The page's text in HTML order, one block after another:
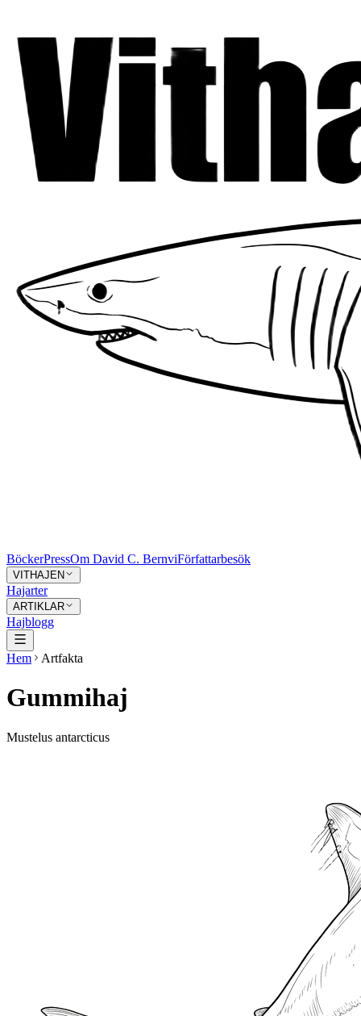
BöckerPressOm David C. BernviFörfattarbesök
VITHAJEN
Hajarter
ARTIKLAR
Hajblogg
Hem Artfakta
Gummihaj
Mustelus antarcticus